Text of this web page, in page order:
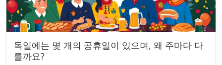
독일에는 몇 개의 공휴일이 있으며, 왜 주마다 다
를까요?